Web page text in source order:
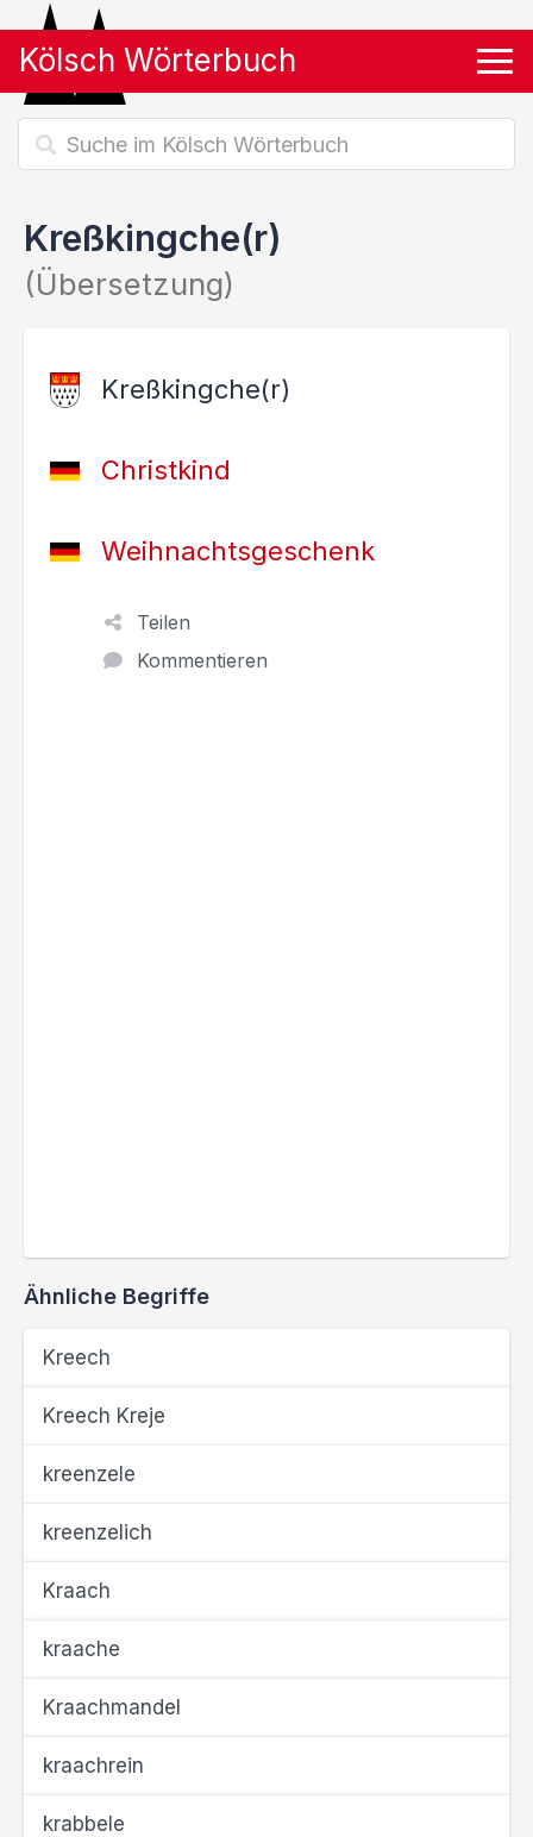
Kölsch Wörterbuch
Kreßkingche(r)
(Übersetzung)
Kreßkingche(r)
Christkind
Weihnachtsgeschenk
Teilen
Kommentieren
Ähnliche Begriffe
Kreech
Kreech Kreje
kreenzele
kreenzelich
Kraach
kraache
Kraachmandel
kraachrein
krabbele